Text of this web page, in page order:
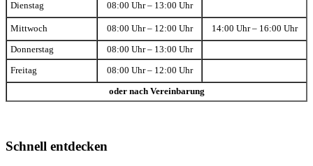
Dienstag 08:00 Uhr – 13:00 Uhr
Mittwoch 08:00 Uhr – 12:00 Uhr 14:00 Uhr – 16:00 Uhr
Donnerstag 08:00 Uhr – 13:00 Uhr
Freitag 08:00 Uhr – 12:00 Uhr
oder nach Vereinbarung
Schnell entdecken